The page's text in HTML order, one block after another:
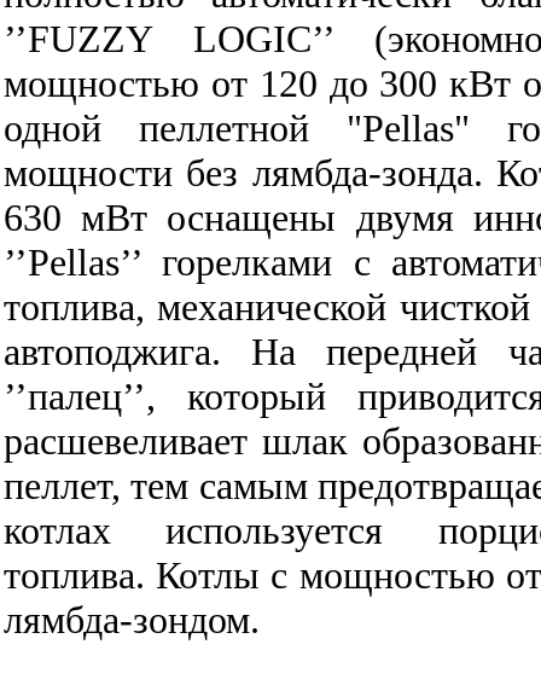
’’FUZZY LOGIC’’
мощностью от 120 до 300 кВт
одной пеллетной "Pellas"
мощности без лямбда-зонда.
630 мВт оснащены двумя
’’Pellas’’ горелками с
топлива, механической
автоподжига. На передней
’’палец’’, который
расшевеливает шлак
пеллет, тем самым
котлах используется
топлива. Котлы с мощностью
лямбда-зондом.